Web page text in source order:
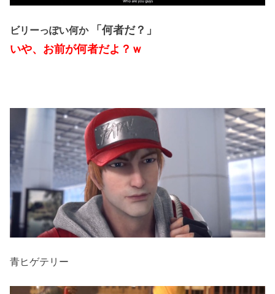
ビリーっぽい何か
「何者だ？」
いや、お前が何者だよ？ｗ
青ヒゲテリー